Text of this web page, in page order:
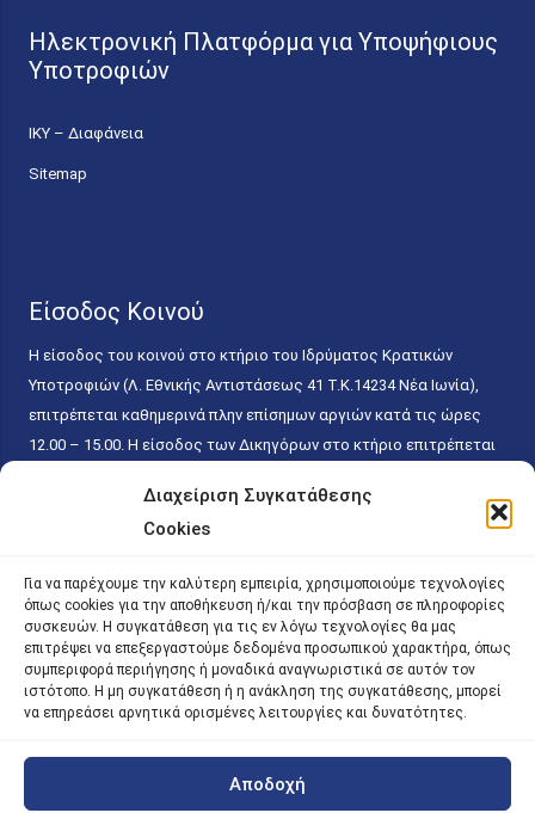
Διαχείριση Συγκατάθεσης
Cookies
Για να παρέχουμε την καλύτερη εμπειρία, χρησιμοποιούμε τεχνολογίες
όπως cookies για την αποθήκευση ή/και την πρόσβαση σε πληροφορίες
συσκευών. Η συγκατάθεση για τις εν λόγω τεχνολογίες θα μας
επιτρέψει να επεξεργαστούμε δεδομένα προσωπικού χαρακτήρα, όπως
συμπεριφορά περιήγησης ή μοναδικά αναγνωριστικά σε αυτόν τον
ιστότοπο. Η μη συγκατάθεση ή η ανάκληση της συγκατάθεσης, μπορεί
να επηρεάσει αρνητικά ορισμένες λειτουργίες και δυνατότητες.
Αποδοχή
Ηλεκτρονική Πλατφόρμα για Υποψήφιους
Υποτροφιών
ΙΚΥ – Διαφάνεια
Sitemap
Είσοδος Κοινού
Η είσοδος του κοινού στο κτήριο του Ιδρύματος Κρατικών
Υποτροφιών (Λ. Εθνικής Αντιστάσεως 41 T.K.14234 Νέα Ιωνία),
επιτρέπεται καθημερινά πλην επίσημων αργιών κατά τις ώρες
12.00 – 15.00. Η είσοδος των Δικηγόρων στο κτήριο επιτρέπεται
κάθε εργάσιμη ημέρα και ώρα χωρίς κανέναν χρονικό ή άλλο
περιορισμό. Η είσοδος του κοινού ειδικά στο γραφείο του
15.00. Η εξυπηρέτηση του κοινού πραγματοποιείται βάσει των
παγίων ισχυουσών διατάξεων. Για την αποφυγή συνωστισμού
εντός του εσωτερικού χώρου εξυπηρέτησης και αναμονής του
κοινού, η εξυπηρέτησή του δύναται να πραγματοποιείται κατόπιν
προγραμματισμένου ραντεβού.
| iky.gr | All Rights Reserved